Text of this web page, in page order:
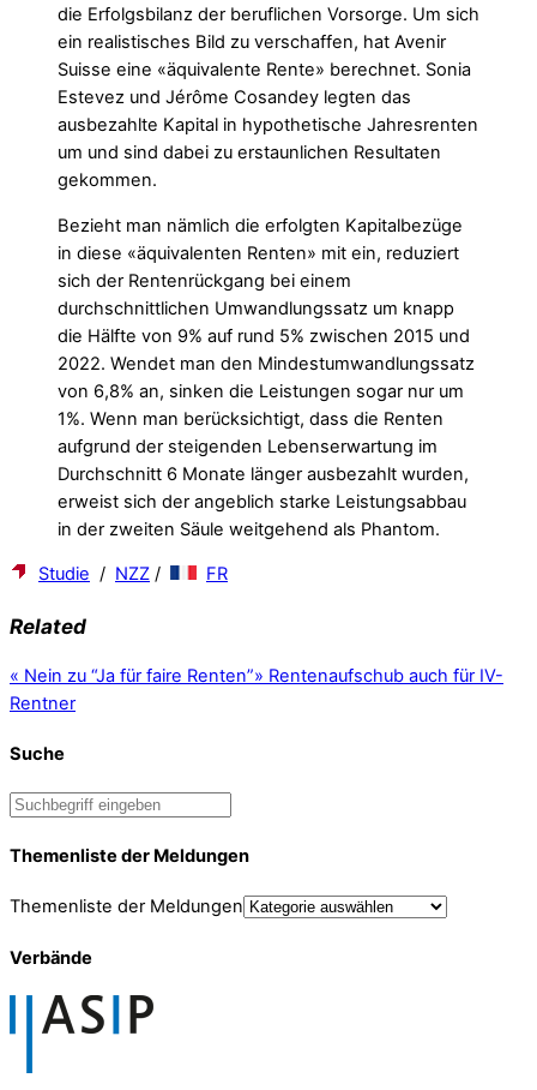
die Erfolgsbilanz der beruflichen Vorsorge. Um sich
ein realistisches Bild zu verschaffen, hat Avenir
Suisse eine «äquivalente Rente» berechnet. Sonia
Estevez und Jérôme Cosandey legten das
ausbezahlte Kapital in hypothetische Jahresrenten
um und sind dabei zu erstaunlichen Resultaten
gekommen.
Bezieht man nämlich die erfolgten Kapitalbezüge
in diese «äquivalenten Renten» mit ein, reduziert
sich der Rentenrückgang bei einem
durchschnittlichen Umwandlungssatz um knapp
die Hälfte von 9% auf rund 5% zwischen 2015 und
2022. Wendet man den Mindestumwandlungssatz
von 6,8% an, sinken die Leistungen sogar nur um
1%. Wenn man berücksichtigt, dass die Renten
aufgrund der steigenden Lebenserwartung im
Durchschnitt 6 Monate länger ausbezahlt wurden,
erweist sich der angeblich starke Leistungsabbau
in der zweiten Säule weitgehend als Phantom.
Studie / NZZ / FR
Related
« Nein zu “Ja für faire Renten”» Rentenaufschub auch für IV-
Rentner
Suche
Themenliste der Meldungen
Themenliste der Meldungen
Verbände